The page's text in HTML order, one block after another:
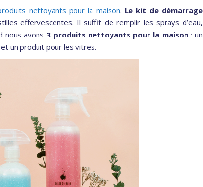
nettoyants pour la maison. Le kit de démarrage
effervescentes. Il suffit de remplir les sprays d’eau,
nous avons 3 produits nettoyants pour la maison: un
un produit pour les vitres.